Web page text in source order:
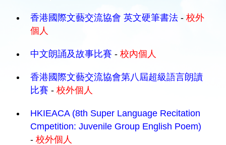
香港國際文藝交流協會 英文硬筆書法 - 校外
個人
中文朗誦及故事比賽 - 校內個人
香港國際文藝交流協會第八屆超級語言朗讀
比賽 - 校外個人
HKIEACA (8th Super Language Recitation
Cmpetition: Juvenile Group English Poem)
- 校外個人